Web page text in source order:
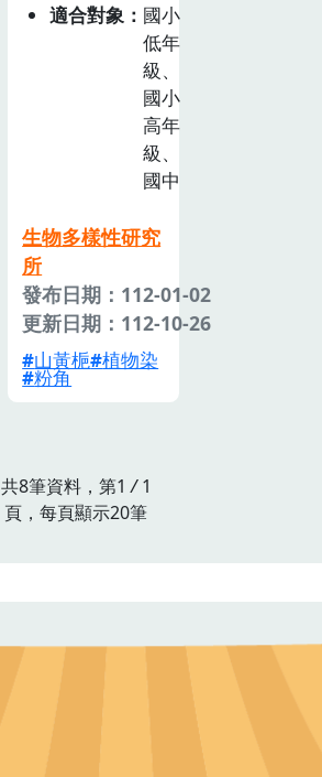
適合對象
國小
低年
級、
國小
高年
級、
國中
生物多樣性研究
所
發布日期：112-01-02
更新日期：112-10-26
山黃梔 植物染
粉角
共8筆資料，第1 /1
頁，每頁顯示20筆